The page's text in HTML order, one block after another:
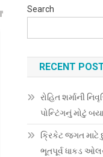
Search
RECENT
રોહિત શર્માની
પોન્ટિંગનું મોટું
ક્રિકેટ જગત માટે
ભૂતપૂર્વ ધાકડ